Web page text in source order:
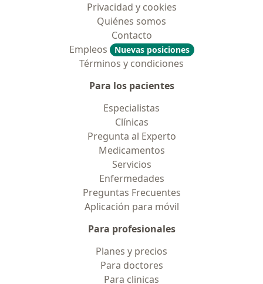
Privacidad y cookies
Quiénes somos
Contacto
Empleos
Nuevas posiciones
Términos y condiciones
Para los pacientes
Especialistas
Clínicas
Pregunta al Experto
Medicamentos
Servicios
Enfermedades
Preguntas Frecuentes
Aplicación para móvil
Para profesionales
Planes y precios
Para doctores
Para clinicas